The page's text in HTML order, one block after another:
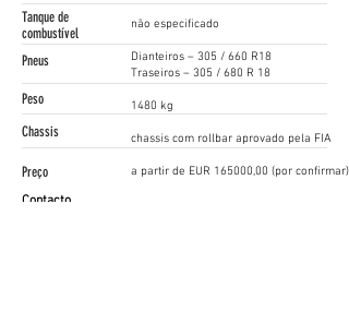
não especificado
Dianteiros – 305 / 660 R18
Traseiros – 305 / 680 R 18
1480 kg
chassis com rollbar aprovado pela FIA
a partir de EUR 165000,00 (por confirmar)
Tanque de
combustível
Pneus
Peso
Chassis
Preço
Contacto